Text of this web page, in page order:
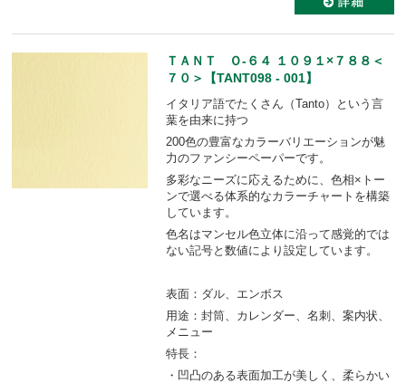
ＴＡＮＴ Ｏ-６４ １０９１×７８８＜
７０＞【TANT098 - 001】
イタリア語でたくさん（Tanto）という言
葉を由来に持つ
200色の豊富なカラーバリエーションが魅
力のファンシーペーパーです。
多彩なニーズに応えるために、色相×トー
ンで選べる体系的なカラーチャートを構築
しています。
色名はマンセル色立体に沿って感覚的では
ない記号と数値により設定しています。
表面：ダル、エンボス
用途：封筒、カレンダー、名刺、案内状、
メニュー
特長：
・凹凸のある表面加工が美しく、柔らかい